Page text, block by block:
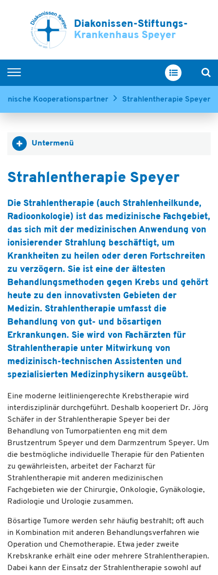
Diakonissen-Stiftungs-
Krankenhaus Speyer
Home
Ihr Aufenthalt
Ausbildung & Karriere
Kooperationspartner Strahlentherapie Speyer
Untermenü
Strahlentherapie Speyer
Die Strahlentherapie (auch Strahlenheilkunde,
Radioonkologie) ist das medizinische Fachgebiet,
das sich mit der medizinischen Anwendung von
ionisierender Strahlung beschäftigt, um
Krankheiten zu heilen oder deren Fortschreiten
zu verzögern. Sie ist eine der ältesten
Behandlungsmethoden gegen Krebs und gehört
heute zu den innovativsten Gebieten der
Medizin. Strahlentherapie umfasst die
Behandlung von gut- und bösartigen
Erkrankungen. Sie wird von Fachärzten für
Strahlentherapie unter Mitwirkung von
medizinisch-technischen Assistenten und
spezialisierten Medizinphysikern ausgeübt.
Eine moderne leitliniengerechte Krebstherapie wird
interdisziplinär durchgeführt. Deshalb kooperiert Dr. Jörg
Schäfer in der Strahlentherapie Speyer bei der
Behandlung von Tumorpatienten eng mit dem
Brustzentrum Speyer und dem Darmzentrum Speyer. Um
die bestmögliche individuelle Therapie für den Patienten
zu gewährleisten, arbeitet der Facharzt für
Strahlentherapie mit anderen medizinischen
Fachgebieten wie der Chirurgie, Onkologie, Gynäkologie,
Radiologie und Urologie zusammen.
Bösartige Tumore werden sehr häufig bestrahlt; oft auch
in Kombination mit anderen Behandlungsverfahren wie
Operation und Chemotherapie. Etwa jeder zweite
Krebskranke erhält eine oder mehrere Strahlentherapien.
Dabei kann der Einsatz der Strahlentherapie sowohl auf